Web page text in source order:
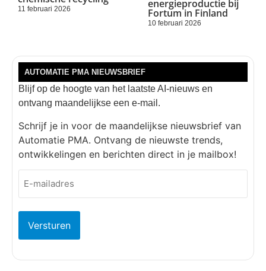
11 februari 2026 energieproductie bij
Fortum in Finland
10 februari 2026
AUTOMATIE PMA NIEUWSBRIEF
Blijf op de hoogte van het laatste AI-nieuws en
ontvang maandelijkse een e-mail.
Schrijf je in voor de maandelijkse nieuwsbrief van
Automatie PMA. Ontvang de nieuwste trends,
ontwikkelingen en berichten direct in je mailbox!
E-
mailadres